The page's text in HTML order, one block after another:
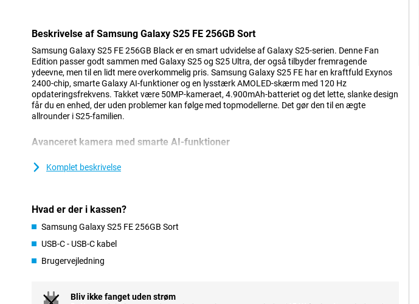
Beskrivelse af Samsung Galaxy S25 FE 256GB Sort
Samsung Galaxy S25 FE 256GB Black er en smart udvidelse af Galaxy S25-serien. Denne Fan
Edition passer godt sammen med Galaxy S25 og S25 Ultra, der også tilbyder fremragende
ydeevne, men til en lidt mere overkommelig pris. Samsung Galaxy S25 FE har en kraftfuld Exynos
2400-chip, smarte Galaxy AI-funktioner og en lysstærk AMOLED-skærm med 120 Hz
opdateringsfrekvens. Takket være 50MP-kameraet, 4.900mAh-batteriet og det lette, slanke design
får du en enhed, der uden problemer kan følge med topmodellerne. Det gør den til en ægte
allrounder i S25-familien.
Avanceret kamera med smarte AI-funktioner
ProVisual Engine og Object Aware Engine kan du straks forbedre dine fotos. Brug Photo Assist til
funktion, som automatisk vælger de bedste indstillinger til en skarp og naturlig selfie. Super HDR
Selfie Video sikrer veleksponerede videoer, selv i stærkt lys. Og takket være Low Noise Mode får du
klare optagelser selv om natten. Er du stadig ikke tilfreds med dine videoer? Så hjælper AI Video
Editing med at redigere dine videoer på en smart måde.
Galaxy AI: gør dit liv smartere
hurtigere, nemmere og mere kreativt. Du kan f.eks. starte dagen med Now Brief, en oversigt over
Komplet beskrivelse
Hvad er der i kassen?
Samsung Galaxy S25 FE 256GB Sort
USB-C - USB-C kabel
Brugervejledning
Bliv ikke fanget uden strøm